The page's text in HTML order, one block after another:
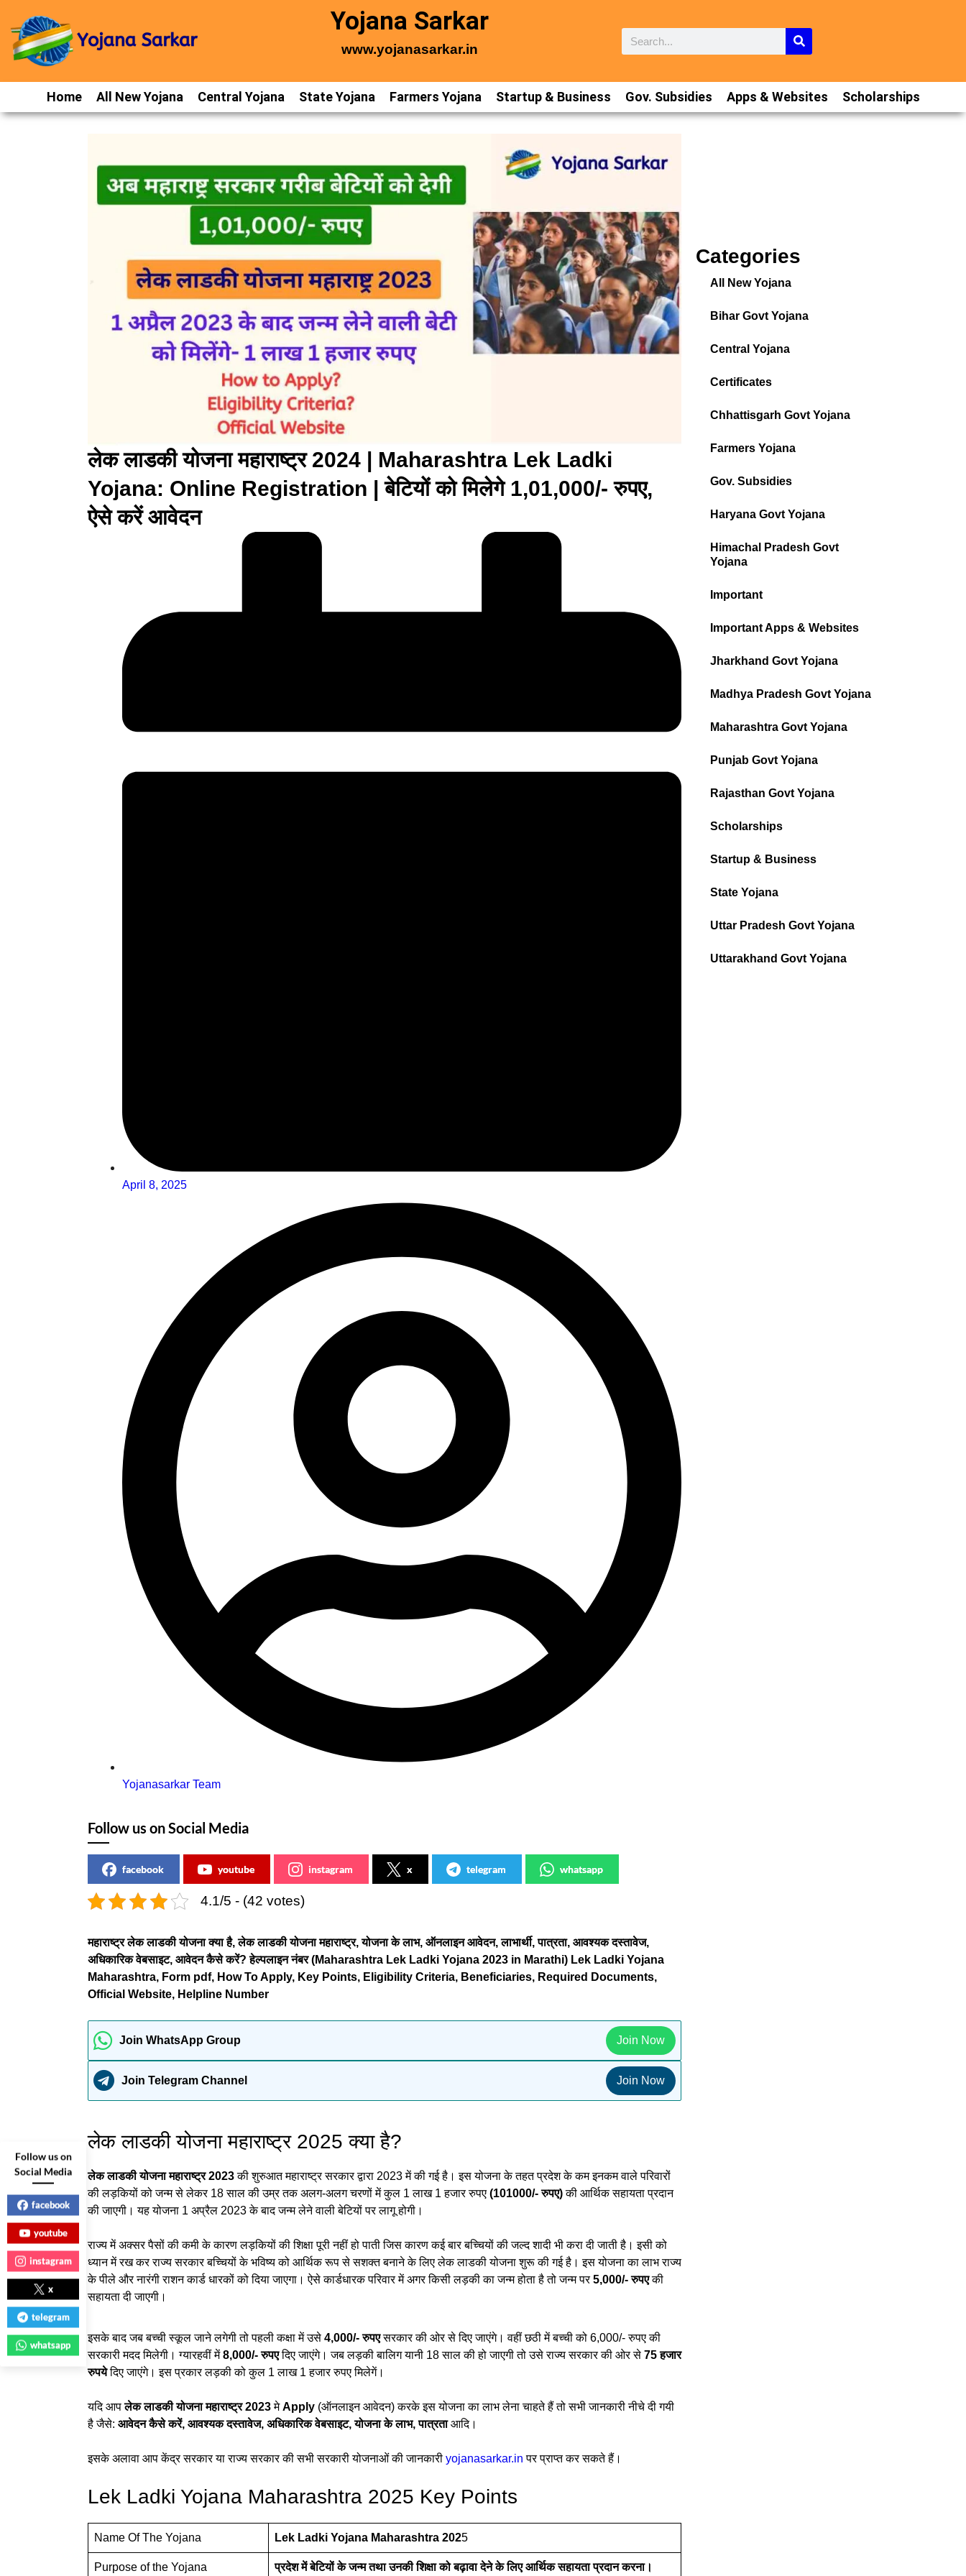
Yojana Sarkar
www.yojanasarkar.in
Home All New Yojana Central Yojana State Yojana Farmers Yojana Startup & Business Gov. Subsidies Apps & Websites Scholarships
लेक लाडकी योजना महाराष्ट्र 2024 | Maharashtra Lek Ladki
Yojana: Online Registration | बेटियों को मिलेगे 1,01,000/- रुपए,
ऐसे करें आवेदन
April 8, 2025
Yojanasarkar Team
Follow us on Social Media
facebook youtube instagram x telegram whatsapp
4.1/5 - (42 votes)
महाराष्ट्र लेक लाडकी योजना क्या है, लेक लाडकी योजना महाराष्ट्र, योजना के लाभ, ऑनलाइन आवेदन, लाभार्थी, पात्रता, आवश्यक दस्तावेज,
अधिकारिक वेबसाइट, आवेदन कैसे करें? हेल्पलाइन नंबर (Maharashtra Lek Ladki Yojana 2023 in Marathi) Lek Ladki Yojana
Maharashtra, Form pdf, How To Apply, Key Points, Eligibility Criteria, Beneficiaries, Required Documents,
Official Website, Helpline Number
Join WhatsApp Group Join Now
Join Telegram Channel Join Now
लेक लाडकी योजना महाराष्ट्र 2025 क्या है?
लेक लाडकी योजना महाराष्ट्र 2023की शुरुआत महाराष्ट्र सरकार द्वारा 2023 में की गई है। इस योजना के तहत प्रदेश के कम इनकम वाले परिवारों
की लड़कियों को जन्म से लेकर 18 साल की उम्र तक अलग-अलग चरणों में कुल 1 लाख 1 हजार रुपए (101000/- रुपए)की आर्थिक सहायता प्रदान
की जाएगी। यह योजना 1 अप्रैल 2023 के बाद जन्म लेने वाली बेटियों पर लागू होगी।
राज्य में अक्सर पैसों की कमी के कारण लड़कियों की शिक्षा पूरी नहीं हो पाती जिस कारण कई बार बच्चियों की जल्द शादी भी करा दी जाती है। इसी को
ध्यान में रख कर राज्य सरकार बच्चियों के भविष्य को आर्थिक रूप से सशक्त बनाने के लिए लेक लाडकी योजना शुरू की गई है। इस योजना का लाभ राज्य
के पीले और नारंगी राशन कार्ड धारकों को दिया जाएगा। ऐसे कार्डधारक परिवार में अगर किसी लड़की का जन्म होता है तो जन्म पर5,000/- रुपएकी
सहायता दी जाएगी।
इसके बाद जब बच्ची स्कूल जाने लगेगी तो पहली कक्षा में उसे 4,000/- रुपएसरकार की ओर से दिए जाएंगे। वहीं छठी में बच्ची को 6,000/- रुपए की
सरकारी मदद मिलेगी। ग्यारहवीं में8,000/- रुपएदिए जाएंगे। जब लड़की बालिग यानी 18 साल की हो जाएगी तो उसे राज्य सरकार की ओर से 75 हजार
रुपयेदिए जाएंगे। इस प्रकार लड़की को कुल 1 लाख 1 हजार रुपए मिलेगें।
यदि आपलेक लाडकी योजना महाराष्ट्र 2023मेApply (ऑनलाइन आवेदन) करके इस योजना का लाभ लेना चाहते हैं तो सभी जानकारी नीचे दी गयी
है जैसे: आवेदन कैसे करें, आवश्यक दस्तावेज, अधिकारिक वेबसाइट, योजना के लाभ, पात्रताआदि।
इसके अलावा आप केंद्र सरकार या राज्य सरकार की सभी सरकारी योजनाओं की जानकारी yojanasarkar.in पर प्राप्त कर सकते हैं।
Lek Ladki Yojana Maharashtra 2025 Key Points
Name Of The Yojana Lek Ladki Yojana Maharashtra 2025
Purpose of the Yojana प्रदेश में बेटियों के जन्म तथा उनकी शिक्षा को बढ़ावा देने के लिए आर्थिक सहायता प्रदान करना।
Categories
All New Yojana
Bihar Govt Yojana
Central Yojana
Certificates
Chhattisgarh Govt Yojana
Farmers Yojana
Gov. Subsidies
Haryana Govt Yojana
Himachal Pradesh Govt
Yojana
Important
Important Apps & Websites
Jharkhand Govt Yojana
Madhya Pradesh Govt Yojana
Maharashtra Govt Yojana
Punjab Govt Yojana
Rajasthan Govt Yojana
Scholarships
Startup & Business
State Yojana
Uttar Pradesh Govt Yojana
Uttarakhand Govt Yojana
Follow us on
Social Media
facebook
youtube
instagram
x
telegram
whatsapp